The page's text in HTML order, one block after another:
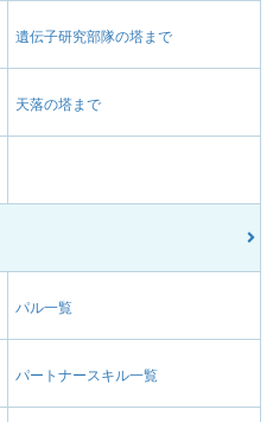
遺伝子研究部隊の塔まで
天落の塔まで
パル一覧
パートナースキル一覧